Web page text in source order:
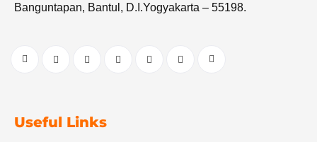
Banguntapan, Bantul, D.I.Yogyakarta – 55198.
Useful Links